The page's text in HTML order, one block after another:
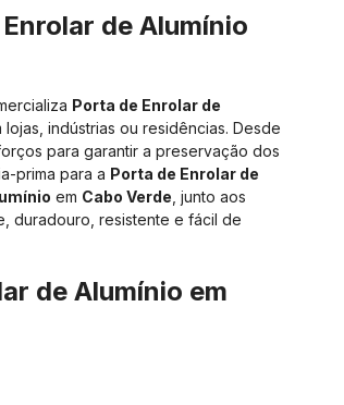
de Alumínio
Porta de Enrolar de
indústrias ou residências. Desde
para garantir a preservação dos
prima para a Porta de Enrolar de
em Cabo Verde , junto aos
duradouro, resistente e fácil de
de Alumínio em